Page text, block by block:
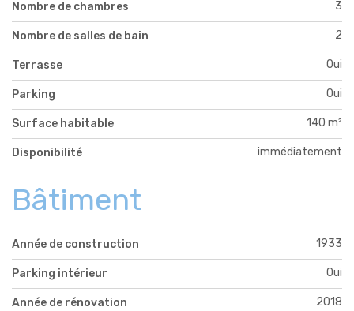
Nombre de chambres 3
Nombre de salles de bain 2
Terrasse Oui
Parking Oui
Surface habitable 140 m²
Disponibilité immédiatement
Bâtiment
Année de construction 1933
Parking intérieur Oui
Année de rénovation 2018